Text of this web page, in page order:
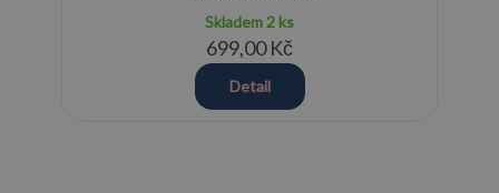
Skladem 2 ks
699,00 Kč
Detail